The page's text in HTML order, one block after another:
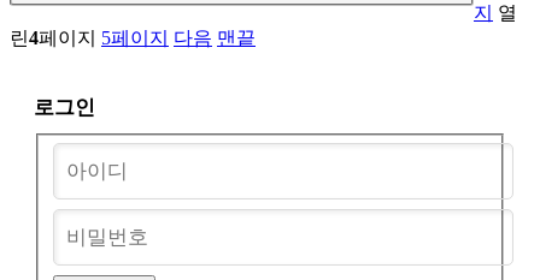
지
열
린4페이지 5페이지 다음 맨끝
로그인